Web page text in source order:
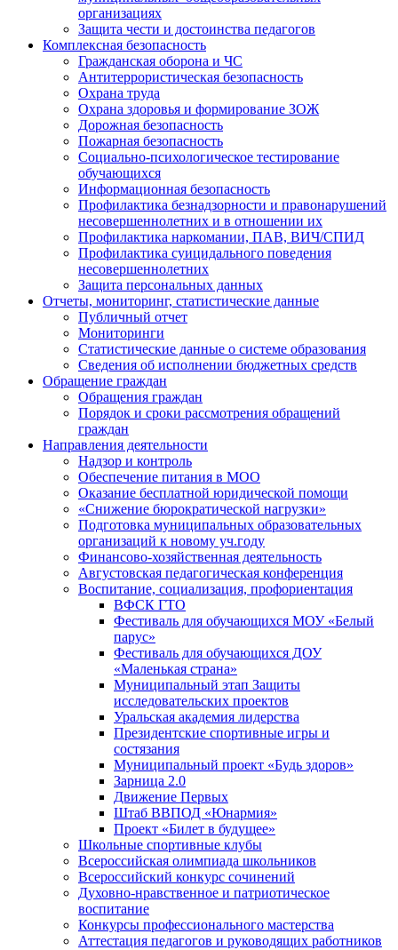
организациях
Защита чести и достоинства педагогов
Комплексная безопасность
Гражданская оборона и ЧС
Антитеррористическая безопасность
Охрана труда
Охрана здоровья и формирование ЗОЖ
Дорожная безопасность
Пожарная безопасность
Социально-психологическое тестирование
обучающихся
Информационная безопасность
Профилактика безнадзорности и правонарушений
несовершеннолетних и в отношении их
Профилактика наркомании, ПАВ, ВИЧ/СПИД
Профилактика суицидального поведения
несовершеннолетних
Защита персональных данных
Отчеты, мониторинг, статистические данные
Публичный отчет
Мониторинги
Статистические данные о системе образования
Сведения об исполнении бюджетных средств
Обращение граждан
Обращения граждан
Порядок и сроки рассмотрения обращений
граждан
Направления деятельности
Надзор и контроль
Обеспечение питания в МОО
Оказание бесплатной юридической помощи
«Снижение бюрократической нагрузки»
Подготовка муниципальных образовательных
организаций к новому уч.году
Финансово-хозяйственная деятельность
Августовская педагогическая конференция
Воспитание, социализация, профориентация
ВФСК ГТО
Фестиваль для обучающихся МОУ «Белый
парус»
Фестиваль для обучающихся ДОУ
«Маленькая страна»
Муниципальный этап Защиты
исследовательских проектов
Уральская академия лидерства
Президентские спортивные игры и
состязания
Муниципальный проект «Будь здоров»
Зарница 2.0
Движение Первых
Штаб ВВПОД «Юнармия»
Проект «Билет в будущее»
Школьные спортивные клубы
Всероссийская олимпиада школьников
Всероссийский конкурс сочинений
Духовно-нравственное и патриотическое
воспитание
Конкурсы профессионального мастерства
Аттестация педагогов и руководящих работников